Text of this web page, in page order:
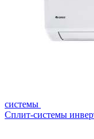
системы
Сплит-системы